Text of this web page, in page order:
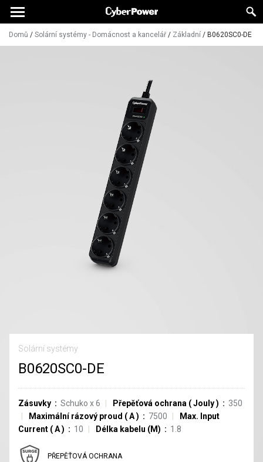
Domů / Solární systémy - Domácnost a kancelář / Základní / B0620SC0-DE
Solární systémy
B0620SC0-DE
Zásuvky Schuko x6 Přepěťová ochrana (Jouly)
350
Maximální rázový proud (A) 7500
Max. Input
Current (A) 10 Délka kabelu (M) 1.8
PŘEPĚŤOVÁ OCHRANA